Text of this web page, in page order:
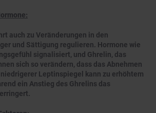
auch zu Veränderungen in den
und Sättigung regulieren. Hormone wie
signalisiert, und Ghrelin, das
sich so verändern, dass das Abnehmen
Leptinspiegel kann zu erhöhtem
ein Anstieg des Ghrelins das